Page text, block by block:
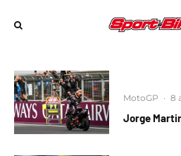
MotoGP · 8
Jorge